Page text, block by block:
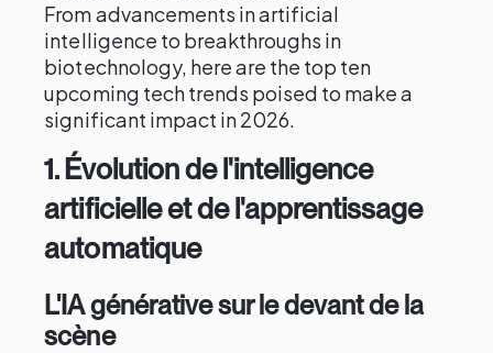
From advancements in artificial
intelligence to breakthroughs in
biotechnology, here are the top ten
upcoming tech trends poised to make a
significant impact in 2026.
1.Évolution de l'intelligence
artificielle et de l'apprentissage
automatique
L'IA générative sur le devant de la
scène